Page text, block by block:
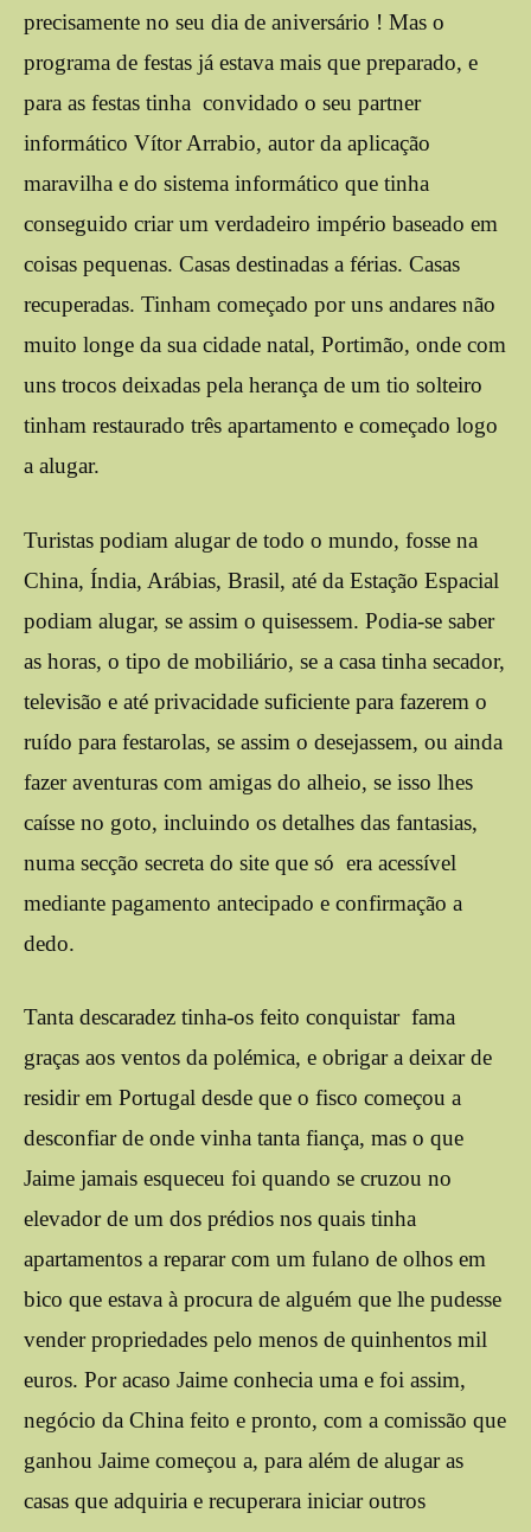
precisamente no seu dia de aniversário ! Mas o
programa de festas já estava mais que preparado, e
para as festas tinha convidado o seu partner
informático Vítor Arrabio, autor da aplicação
maravilha e do sistema informático que tinha
conseguido criar um verdadeiro império baseado em
coisas pequenas. Casas destinadas a férias. Casas
recuperadas. Tinham começado por uns andares não
muito longe da sua cidade natal, Portimão, onde com
uns trocos deixadas pela herança de um tio solteiro
tinham restaurado três apartamento e começado logo
a alugar.
Turistas podiam alugar de todo o mundo, fosse na
China, Índia, Arábias, Brasil, até da Estação Espacial
podiam alugar, se assim o quisessem. Podia-se saber
as horas, o tipo de mobiliário, se a casa tinha secador,
televisão e até privacidade suficiente para fazerem o
ruído para festarolas, se assim o desejassem, ou ainda
fazer aventuras com amigas do alheio, se isso lhes
caísse no goto, incluindo os detalhes das fantasias,
numa secção secreta do site que só era acessível
mediante pagamento antecipado e confirmação a
dedo.
Tanta descaradez tinha-os feito conquistar fama
graças aos ventos da polémica, e obrigar a deixar de
residir em Portugal desde que o fisco começou a
desconfiar de onde vinha tanta fiança, mas o que
Jaime jamais esqueceu foi quando se cruzou no
elevador de um dos prédios nos quais tinha
apartamentos a reparar com um fulano de olhos em
bico que estava à procura de alguém que lhe pudesse
vender propriedades pelo menos de quinhentos mil
euros. Por acaso Jaime conhecia uma e foi assim,
negócio da China feito e pronto, com a comissão que
ganhou Jaime começou a, para além de alugar as
casas que adquiria e recuperara iniciar outros